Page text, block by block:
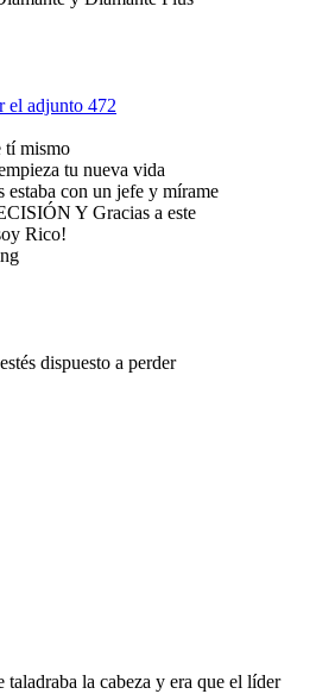
el adjunto 472
tí mismo
tu nueva vida
estaba con un jefe y mírame
Y Gracias a este
Rico!
dispuesto a perder
taladraba la cabeza y era que el líder